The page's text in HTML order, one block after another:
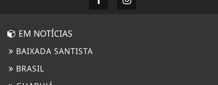
EM NOTÍCIAS
BAIXADA SANTISTA
BRASIL